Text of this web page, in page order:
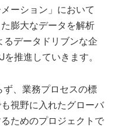
ーション」において
膨大なデータを解析
るデータドリブンな企
推進していきます。
ず、業務プロセスの標
視野に入れたグローバ
ためのプロジェクトで